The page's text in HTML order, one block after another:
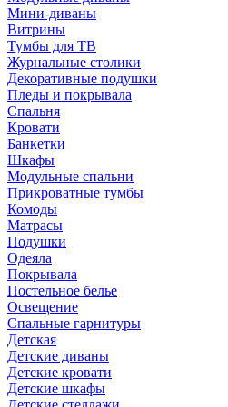
Мини-диваны
Витрины
Тумбы для ТВ
Журнальные столики
Декоративные подушки
Пледы и покрывала
Спальня
Кровати
Банкетки
Шкафы
Модульные спальни
Прикроватные тумбы
Комоды
Матрасы
Подушки
Одеяла
Покрывала
Постельное белье
Освещение
Спальные гарнитуры
Детская
Детские диваны
Детские кровати
Детские шкафы